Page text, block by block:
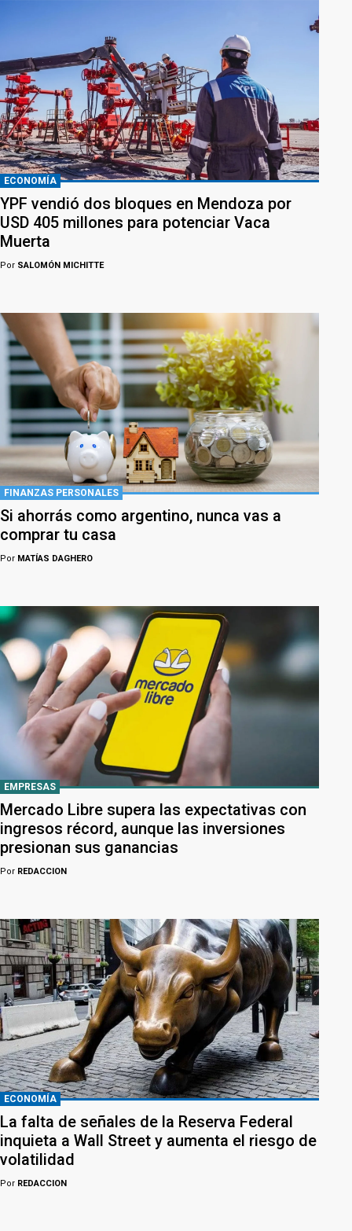
ECONOMÍA
YPF vendió dos bloques en Mendoza por
USD 405 millones para potenciar Vaca
Muerta
Por SALOMÓN MICHITTE
FINANZAS PERSONALES
Si ahorrás como argentino, nunca vas a
comprar tu casa
Por MATÍAS DAGHERO
EMPRESAS
Mercado Libre supera las expectativas con
ingresos récord, aunque las inversiones
presionan sus ganancias
Por REDACCION
ECONOMÍA
La falta de señales de la Reserva Federal
inquieta a Wall Street y aumenta el riesgo de
volatilidad
Por REDACCION